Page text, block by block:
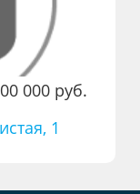
000 руб.
1